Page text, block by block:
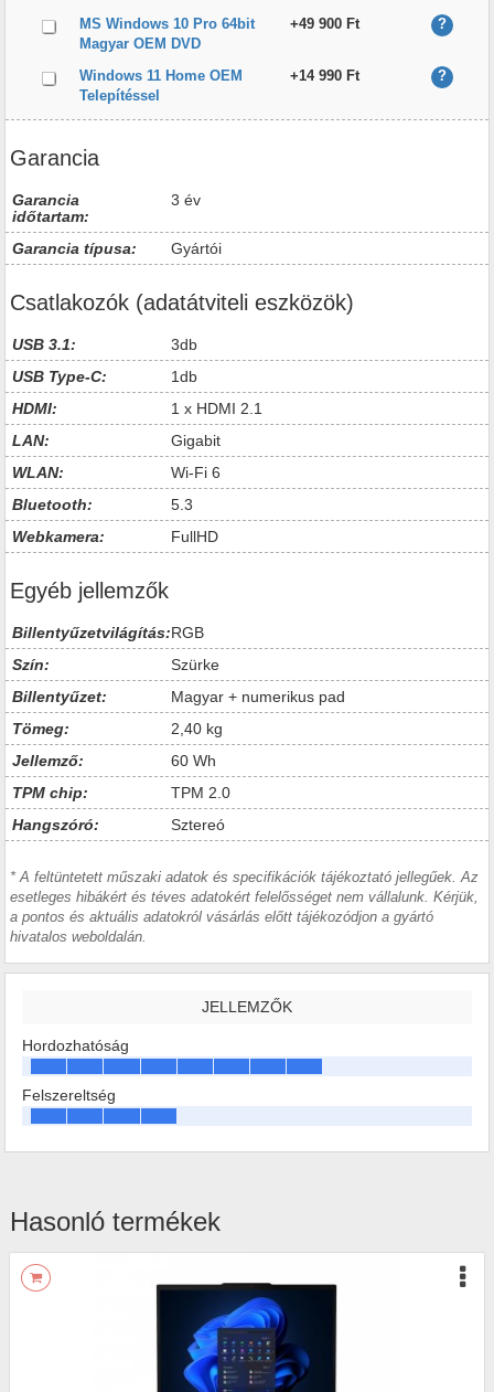
MS Windows 10 Pro 64bit
Magyar OEM DVD
+49 900 Ft ?
Windows 11 Home OEM
Telepítéssel
+14 990 Ft ?
Garancia
Garancia
időtartam:
3 év
Garancia típusa: Gyártói
Csatlakozók (adatátviteli eszközök)
USB 3.1:
3db
USB Type-C:
1db
HDMI:
1 x HDMI 2.1
LAN:
Gigabit
WLAN:
Wi-Fi 6
Bluetooth:
5.3
Webkamera:
FullHD
Egyéb jellemzők
Billentyűzetvilágítás:RGB
Szín:
Szürke
Billentyűzet:
Magyar + numerikus pad
Tömeg:
2,40 kg
Jellemző:
60 Wh
TPM chip:
TPM 2.0
Hangszóró:
Sztereó
* A feltüntetett műszaki adatok és specifikációk tájékoztató jellegűek. Az
esetleges hibákért és téves adatokért felelősséget nem vállalunk. Kérjük,
a pontos és aktuális adatokról vásárlás előtt tájékozódjon a gyártó
hivatalos weboldalán.
JELLEMZŐK
Hordozhatóság
Felszereltség
Hasonló termékek